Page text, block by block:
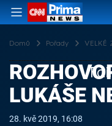
Domů Pořady VELKÉ
LUKÁŠE
28. kvě 2019, 16:08